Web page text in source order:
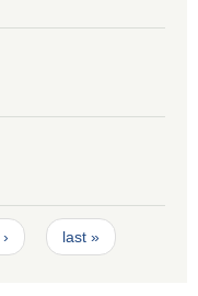
last »